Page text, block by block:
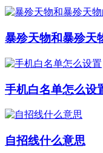
暴殄天物和暴殄天
手机白名单怎么设
自招线什么意思